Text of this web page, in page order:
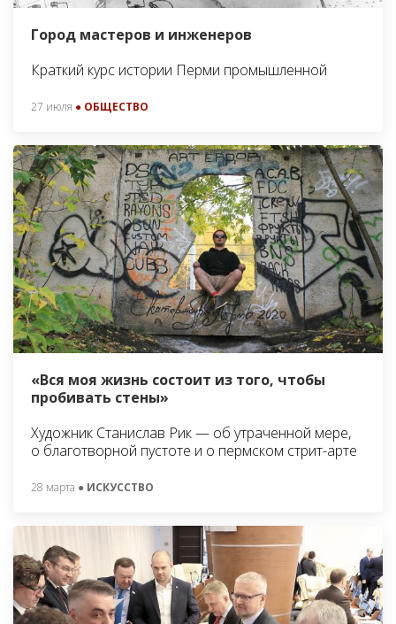
Город мастеров и инженеров
Краткий курс истории Перми промышленной
27 июля ● ОБЩЕСТВО
«Вся моя жизнь состоит из того, чтобы
пробивать стены»
Художник Станислав Рик — об утраченной мере,
о благотворной пустоте и о пермском стрит-арте
28 марта ● ИСКУССТВО